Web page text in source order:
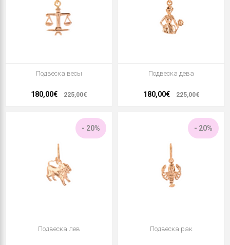
Подвеска весы
180,00€ 225,00€
Подвеска дева
180,00€ 225,00€
- 20%
Подвеска лев
- 20%
Подвеска рак